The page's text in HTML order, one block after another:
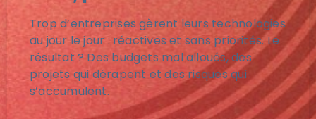
Trop d’entreprises gèrent leurs technologies
au jour le jour : réactives et sans priorités. Le
résultat ? Des budgets mal alloués, des
projets qui dérapent et des risques qui
s’accumulent.